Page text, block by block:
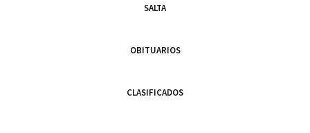
SALTA
OBITUARIOS
CLASIFICADOS